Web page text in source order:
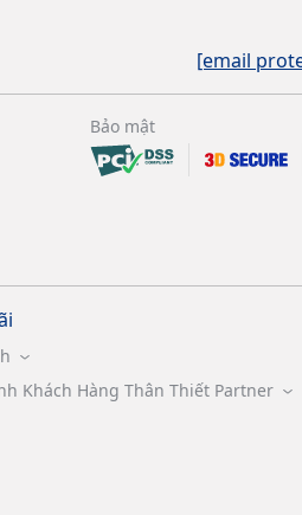
[email
Bảo mật
Khách Hàng Thân Thiết Partner